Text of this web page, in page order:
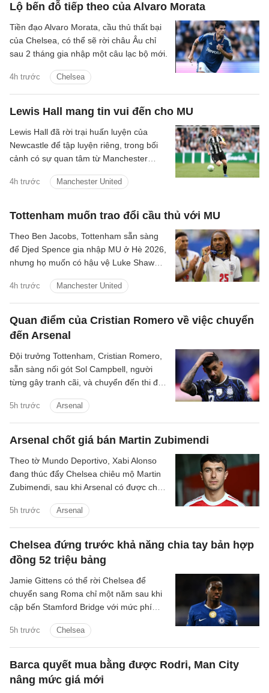
Lộ bến đỗ tiếp theo của Alvaro Morata
4h trước Chelsea
Tiền đạo Alvaro Morata, cầu thủ thất bại
của Chelsea, có thể sẽ rời châu Âu chỉ
sau 2 tháng gia nhập một câu lạc bộ mới.
Lewis Hall mang tin vui đến cho MU
4h trước Manchester United
Lewis Hall đã rời trại huấn luyện của
Newcastle để tập luyện riêng, trong bối
cảnh có sự quan tâm từ Manchester
Tottenham muốn trao đổi cầu thủ với MU
4h trước Manchester United
Theo Ben Jacobs, Tottenham sẵn sàng
để Djed Spence gia nhập MU ở Hè 2026,
nhưng họ muốn có hậu vệ Luke Shaw
Quan điểm của Cristian Romero về việc chuyển
đến Arsenal
5h trước Arsenal
Đội trưởng Tottenham, Cristian Romero,
sẵn sàng nối gót Sol Campbell, người
từng gây tranh cãi, và chuyển đến thi đấu
Arsenal chốt giá bán Martin Zubimendi
5h trước Arsenal
Theo tờ Mundo Deportivo, Xabi Alonso
đang thúc đẩy Chelsea chiêu mộ Martin
Zubimendi, sau khi Arsenal có được chữ
Chelsea đứng trước khả năng chia tay bản hợp
đồng 52 triệu bảng
5h trước Chelsea
Jamie Gittens có thể rời Chelsea để
chuyển sang Roma chỉ một năm sau khi
cập bến Stamford Bridge với mức phí
Barca quyết mua bằng được Rodri, Man City
nâng mức giá mới